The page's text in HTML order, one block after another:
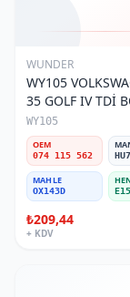
WUNDER
WY105
35 GOLF IV TDİ BORA TDİ
074 115 562 Yağ
WY105
OEM
074 115 562
MAHLE
OX143D
₺209,44
+ KDV